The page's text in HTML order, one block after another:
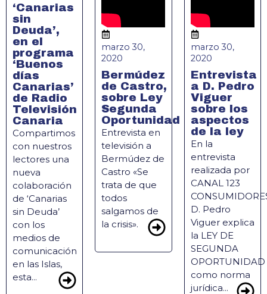
‘Canarias
sin
Deuda’,
en el
programa
‘Buenos
días
Canarias’
de Radio
Televisión
Canaria
Compartimos
con nuestros
lectores una
nueva
colaboración
de ‘Canarias
sin Deuda’
con los
medios de
comunicación
en las Islas,
esta...
marzo 30,
2020
Bermúdez
de Castro,
sobre Ley
Segunda
Oportunidad
Entrevista en
televisión a
Bermúdez de
Castro «Se
trata de que
todos
salgamos de
la crisis».
marzo 30,
2020
Entrevista
a D. Pedro
Viguer
sobre los
aspectos
de la ley
En la
entrevista
realizada por
CANAL 123
D. Pedro
Viguer explica
la LEY DE
SEGUNDA
OPORTUNIDAD
como norma
jurídica...